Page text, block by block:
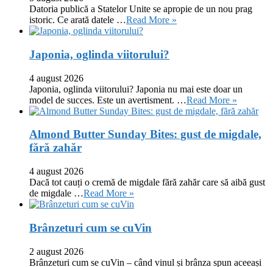
Datoria publică a Statelor Unite se apropie de un nou prag
istoric. Ce arată datele …Read More »
Japonia, oglinda viitorului?
4 august 2026
Japonia, oglinda viitorului? Japonia nu mai este doar un
model de succes. Este un avertisment. …Read More »
Almond Butter Sunday Bites: gust de migdale,
fără zahăr
4 august 2026
Dacă tot cauți o cremă de migdale fără zahăr care să aibă gust
de migdale …Read More »
Brânzeturi cum se cuVin
2 august 2026
Brânzeturi cum se cuVin – când vinul și brânza spun aceeași